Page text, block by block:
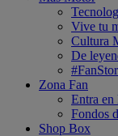
Vive tu
Cultura
De
Zona Fan
Entra en
Fondos
Shop Box